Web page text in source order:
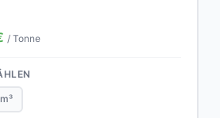
/ Tonne